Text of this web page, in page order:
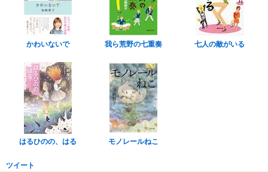
かわいないで 我ら荒野の七重奏 七人の敵がいる
はるひのの、はる モノレールねこ
ツイート